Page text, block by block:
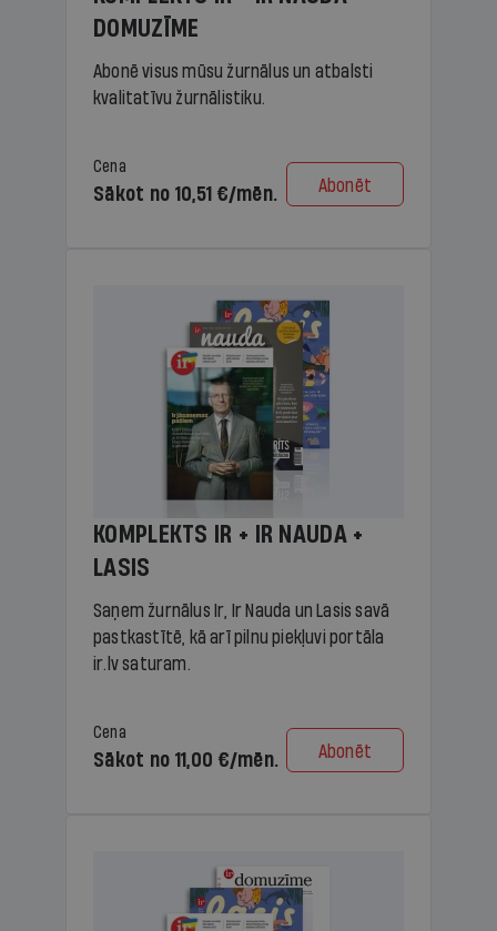
DOMUZĪME
Abonē visus mūsu žurnālus un atbalsti
kvalitatīvu žurnālistiku.
Cena
Sākot no 10,51 €/mēn. Abonēt
KOMPLEKTS IR + IR NAUDA +
LASIS
Saņem žurnālus Ir, Ir Nauda un Lasis savā
pastkastītē, kā arī pilnu piekļuvi portāla
ir.lv saturam.
Cena
Sākot no 11,00 €/mēn. Abonēt